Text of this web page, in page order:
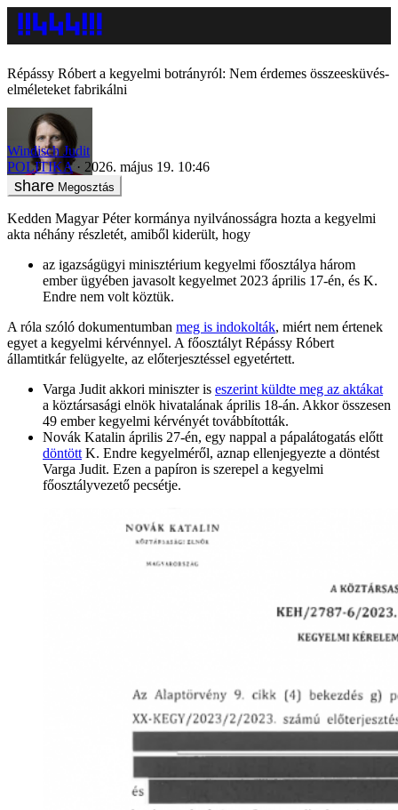
Répássy Róbert a kegyelmi botrányról: Nem érdemes összeesküvés-
elméleteket fabrikálni
Windisch Judit
POLITIKA
2026. május 19. 10:46
Megosztás
Kedden Magyar Péter kormánya nyilvánosságra hozta a kegyelmi
akta néhány részletét, amiből kiderült, hogy
az igazságügyi minisztérium kegyelmi főosztálya három
ember ügyében javasolt kegyelmet 2023 április 17-én, és K.
Endre nem volt köztük.
A róla szóló dokumentumban meg is indokolták, miért nem értenek
egyet a kegyelmi kérvénnyel. A főosztályt Répássy Róbert
államtitkár felügyelte, az előterjesztéssel egyetértett.
Varga Judit akkori miniszter is eszerint küldte meg az aktákat
a köztársasági elnök hivatalának április 18-án. Akkor összesen
49 ember kegyelmi kérvényét továbbították.
Novák Katalin április 27-én, egy nappal a pápalátogatás előtt
döntött K. Endre kegyelméről, aznap ellenjegyezte a döntést
Varga Judit. Ezen a papíron is szerepel a kegyelmi
főosztályvezető pecsétje.